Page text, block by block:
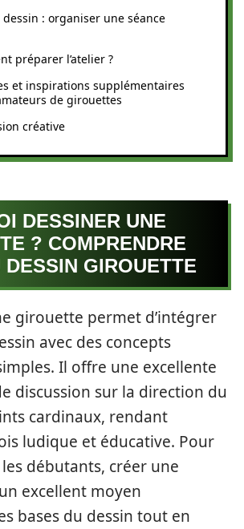
: organiser une séance
préparer l’atelier ?
et inspirations supplémentaires
de girouettes
créative
DESSINER UNE
? COMPRENDRE
DESSIN GIROUETTE
girouette permet d’intégrer
avec des concepts
Il offre une excellente
discussion sur la direction du
cardinaux, rendant
ludique et éducative. Pour
débutants, créer une
excellent moyen
bases du dessin tout en